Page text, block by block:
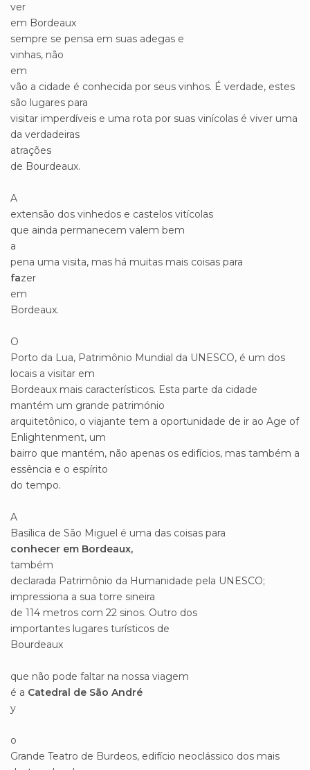
ver
em Bordeaux
sempre se pensa em suas adegas e
vinhas, não
em
vão a cidade é conhecida por seus vinhos. É verdade, estes
são lugares para
visitar imperdíveis e uma rota por suas vinícolas é viver uma
da verdadeiras
atrações
de Bourdeaux.
A
extensão dos vinhedos e castelos vitícolas
que ainda permanecem valem bem
a
pena uma visita, mas há muitas mais coisas para
fazer
em
Bordeaux.
O
Porto da Lua, Patrimônio Mundial da UNESCO, é um dos
locais a visitar em
Bordeaux mais característicos. Esta parte da cidade
mantém um grande património
arquitetônico, o viajante tem a oportunidade de ir ao Age of
Enlightenment, um
bairro que mantém, não apenas os edifícios, mas também a
essência e o espírito
do tempo.
A
Basílica de São Miguel é uma das coisas para
conhecer em Bordeaux,
também
declarada Patrimônio da Humanidade pela UNESCO;
impressiona a sua torre sineira
de 114 metros com 22 sinos. Outro dos
importantes lugares turísticos de
Bourdeaux
que não pode faltar na nossa viagem
é a Catedral de São André
y
o
Grande Teatro de Burdeos, edifício neoclássico dos mais